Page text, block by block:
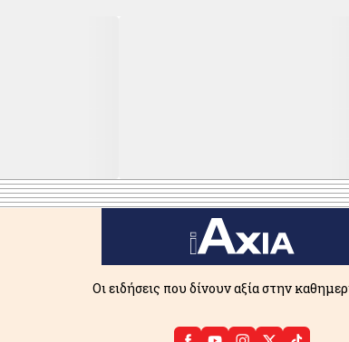
Οι ειδήσεις που δίνουν αξία στην